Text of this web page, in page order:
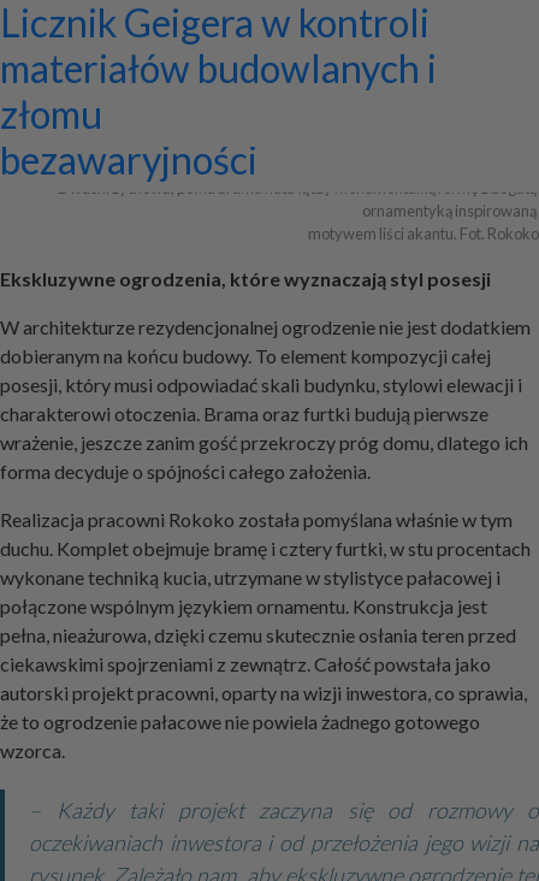
+ Dodaj firmę
Ekskluzywne ogrodzenia z
pałacowym rozmachem
Dwuskrzydłowa, pełna brama kuta łączy monumentalną formę z bogatą
ornamentyką inspirowaną
motywem liści akantu. Fot. Rokoko
Ekskluzywne ogrodzenia, które wyznaczają styl posesji
W architekturze rezydencjonalnej ogrodzenie nie jest dodatkiem
dobieranym na końcu budowy. To element kompozycji całej
posesji, który musi odpowiadać skali budynku, stylowi elewacji i
charakterowi otoczenia. Brama oraz furtki budują pierwsze
wrażenie, jeszcze zanim gość przekroczy próg domu, dlatego ich
forma decyduje o spójności całego założenia.
Realizacja pracowni Rokoko została pomyślana właśnie w tym
duchu. Komplet obejmuje bramę i cztery furtki, w stu procentach
wykonane techniką kucia, utrzymane w stylistyce pałacowej i
połączone wspólnym językiem ornamentu. Konstrukcja jest
pełna, nieażurowa, dzięki czemu skutecznie osłania teren przed
ciekawskimi spojrzeniami z zewnątrz. Całość powstała jako
autorski projekt pracowni, oparty na wizji inwestora, co sprawia,
że to ogrodzenie pałacowe nie powiela żadnego gotowego
wzorca.
– Każdy taki projekt zaczyna się od rozmowy o
oczekiwaniach inwestora i od przełożenia jego wizji na
rysunek. Zależało nam, aby ekskluzywne ogrodzenie tej
Program do projektowania
wentylacji mechanicznej
Jak zaprojektować ścianę
telewizyjną, która pasuje do
całej aranżacji?
Systemy zamocowań dachów
płaskich i skośnych oraz lekkiej
obudowy firmy ETANCO
Dom z prefabrykatów opinie –
co naprawdę warto ocenić przed
budową?
Nowoczesne bramy przesuwne:
wyznaczniki trwałości,
bezpieczeństwa i
bezawaryjności
Jak dobrać maskownicę
karnisza? Praktyczny poradnik
Licznik Geigera w kontroli
materiałów budowlanych i
złomu